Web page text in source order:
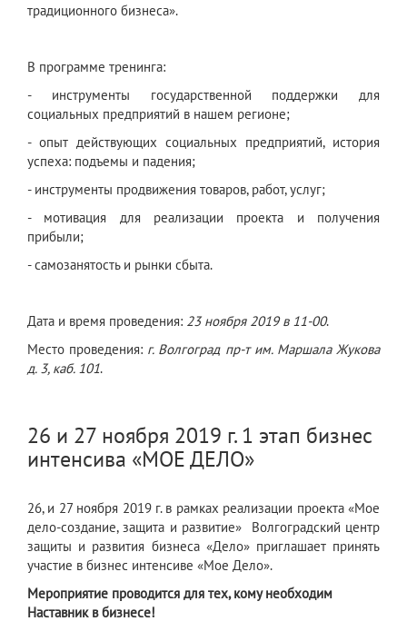
традиционного бизнеса».
В программе тренинга:
- инструменты государственной поддержки для
социальных предприятий в нашем регионе;
- опыт действующих социальных предприятий, история
успеха: подъемы и падения;
- инструменты продвижения товаров, работ, услуг;
- мотивация для реализации проекта и получения
прибыли;
- самозанятость и рынки сбыта.
Дата и время проведения: 23 ноября 2019 в 11-00.
Место проведения: г. Волгоград пр-т им. Маршала Жукова
д. 3, каб. 101.
26 и 27 ноября 2019 г. 1 этап бизнес
интенсива «МОЕ ДЕЛО»
26, и 27 ноября 2019 г. в рамках реализации проекта «Мое
дело-создание, защита и развитие» Волгоградский центр
защиты и развития бизнеса «Дело» приглашает принять
участие в бизнес интенсиве «Мое Дело».
Мероприятие проводится для тех, кому необходим
Наставник в бизнесе!